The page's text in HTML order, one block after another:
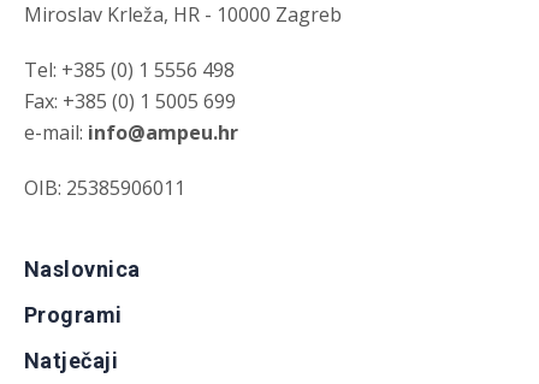
Miroslav Krleža, HR - 10000 Zagreb
Tel: +385 (0) 1 5556 498
Fax: +385 (0) 1 5005 699
e-mail: info@ampeu.hr
OIB: 25385906011
Naslovnica
Programi
Natječaji